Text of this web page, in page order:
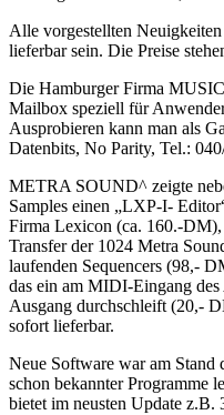
Alle vorgestellten
lieferbar sein. Die Preise
Die Hamburger Firma
Mailbox speziell für
Ausprobieren kann man als
Datenbits, No Parity, Tel.:
METRA SOUND^ zeigte
Samples einen „LXP-I-
Firma Lexicon (ca. 160.-
Transfer der 1024 Metra
laufenden Sequencers (98,-
das ein am MIDI-Eingang
Ausgang durchschleift (20,-
sofort lieferbar.
Neue Software war am Stand
schon bekannter Programme
bietet im neusten Update z.B.